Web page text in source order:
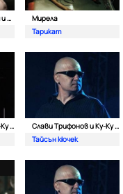
Емануела| Супер Саш и Алисия
Мирела
Тарикат
Слави Трифонов и Ку-Kу Бенд
Слави Трифонов и Ку-Kу Бенд
Тайсън кючек